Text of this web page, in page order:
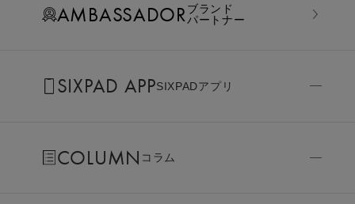
AMBASSADORブランド
パートナー
SIXPAD APPSIXPADアプリ
COLUMN コラム